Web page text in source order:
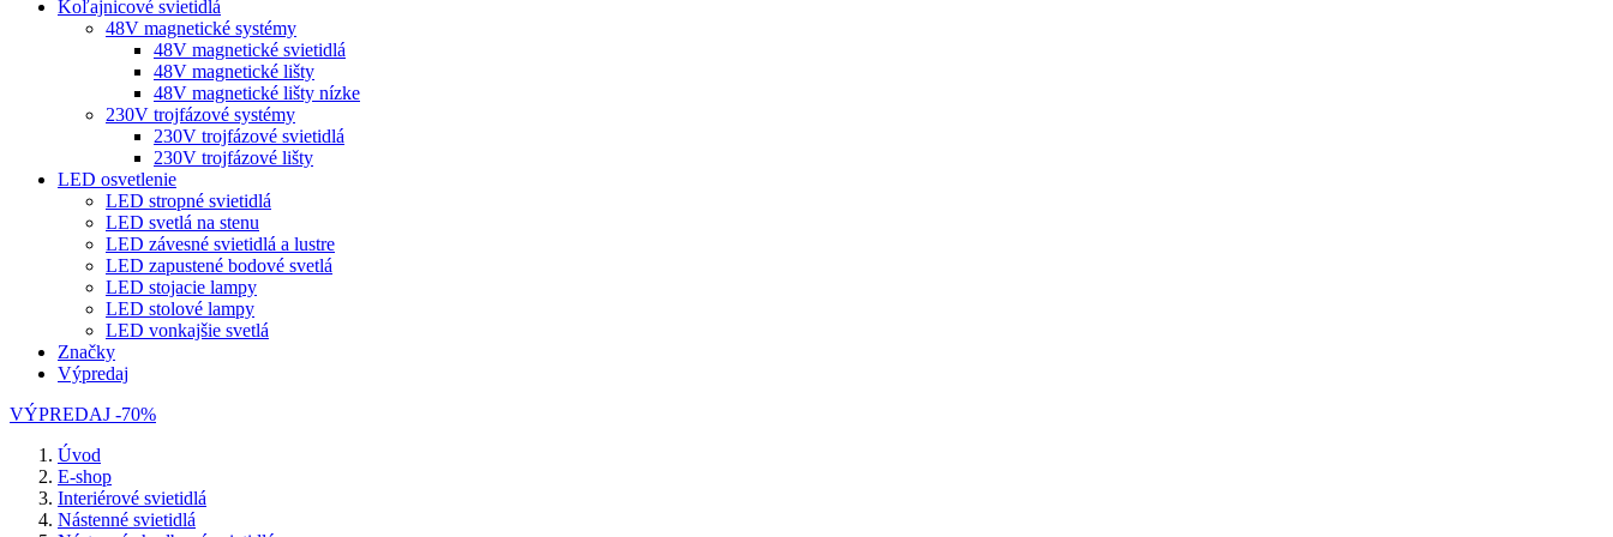
Koľajnicové svietidlá
48V magnetické systémy
48V magnetické svietidlá
48V magnetické lišty
48V magnetické lišty nízke
230V trojfázové systémy
230V trojfázové svietidlá
230V trojfázové lišty
LED osvetlenie
LED stropné svietidlá
LED svetlá na stenu
LED závesné svietidlá a lustre
LED zapustené bodové svetlá
LED stojacie lampy
LED stolové lampy
LED vonkajšie svetlá
Značky
Výpredaj
VÝPREDAJ -70%
Úvod
E-shop
Interiérové svietidlá
Nástenné svietidlá